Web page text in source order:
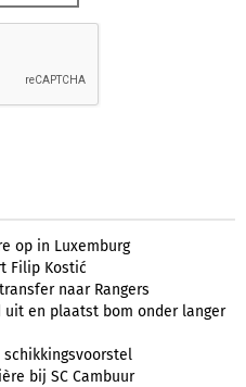
op in Luxemburg
Filip Kostić
naar Rangers
en plaatst bom onder langer
schikkingsvoorstel
bij SC Cambuur